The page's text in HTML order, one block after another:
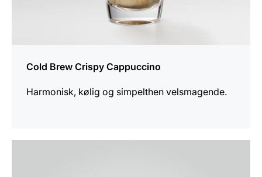
Cold Brew Crispy Cappuccino
Harmonisk, kølig og simpelthen velsmagende.